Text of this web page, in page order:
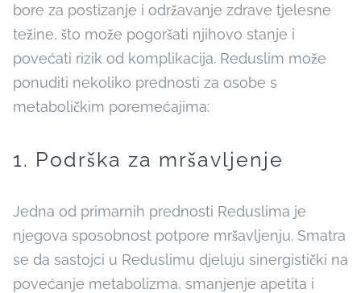
bore za postizanje i održavanje zdrave tjelesne
težine, što može pogoršati njihovo stanje i
povećati rizik od komplikacija. Reduslim može
ponuditi nekoliko prednosti za osobe s
metaboličkim poremećajima:
1. Podrška za mršavljenje
Jedna od primarnih prednosti Reduslima je
njegova sposobnost potpore mršavljenju. Smatra
se da sastojci u Reduslimu djeluju sinergistički na
povećanje metabolizma, smanjenje apetita i